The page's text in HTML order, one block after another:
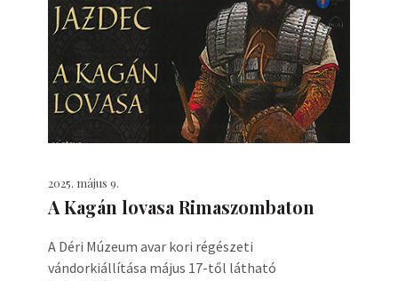
2025. május 9.
A Kagán lovasa Rimaszombaton
A Déri Múzeum avar kori régészeti
vándorkiállítása május 17-től látható